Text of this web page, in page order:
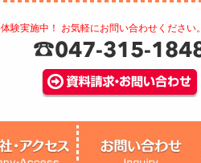
験実施中！ お気軽にお問い合わせください。